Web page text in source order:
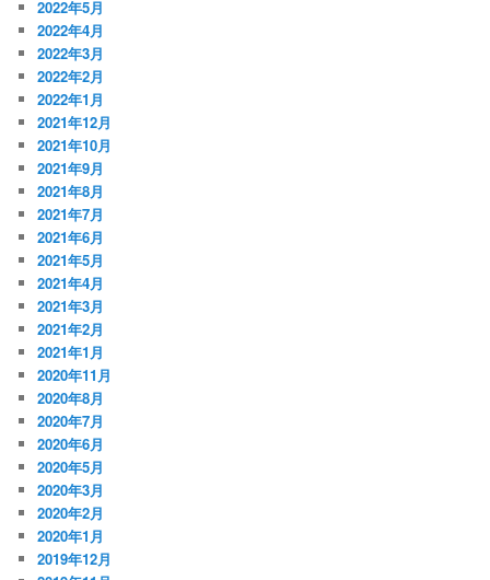
2022年5月
2022年4月
2022年3月
2022年2月
2022年1月
2021年12月
2021年10月
2021年9月
2021年8月
2021年7月
2021年6月
2021年5月
2021年4月
2021年3月
2021年2月
2021年1月
2020年11月
2020年8月
2020年7月
2020年6月
2020年5月
2020年3月
2020年2月
2020年1月
2019年12月